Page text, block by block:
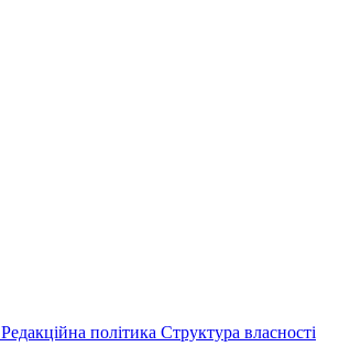
Редакційна політика Структура власності